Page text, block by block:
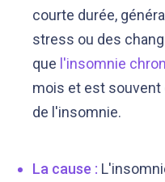
courte durée,
stress ou des
que l'insomnie
mois et est
de l'insomnie.
La cause :